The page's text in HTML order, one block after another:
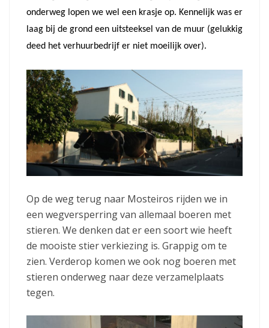
onderweg lopen we wel een krasje op. Kennelijk was er
laag bij de grond een uitsteeksel van de muur (gelukkig
deed het verhuurbedrijf er niet moeilijk over).
Op de weg terug naar Mosteiros rijden we in
een wegversperring van allemaal boeren met
stieren. We denken dat er een soort wie heeft
de mooiste stier verkiezing is. Grappig om te
zien. Verderop komen we ook nog boeren met
stieren onderweg naar deze verzamelplaats
tegen.